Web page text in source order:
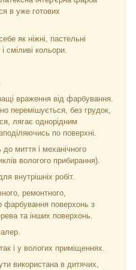
в уже готових
як ніжні, пастельні
і сміливі кольори.
враження від фарбування.
перемішується, без грудок,
лягає однорідним
по поверхні.
миття і механічного
вологого прибирання).
внутрішніх робіт.
ремонтного,
фарбування поверхонь з
та інших поверхонь.
і у вологих приміщеннях.
використана в дитячих,